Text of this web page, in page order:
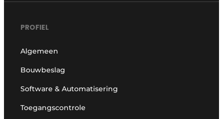
PROFIEL
Algemeen
Bouwbeslag
Software & Automatisering
Toegangscontrole